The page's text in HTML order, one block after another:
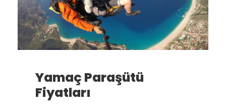
Yamaç Paraşütü
Fiyatları